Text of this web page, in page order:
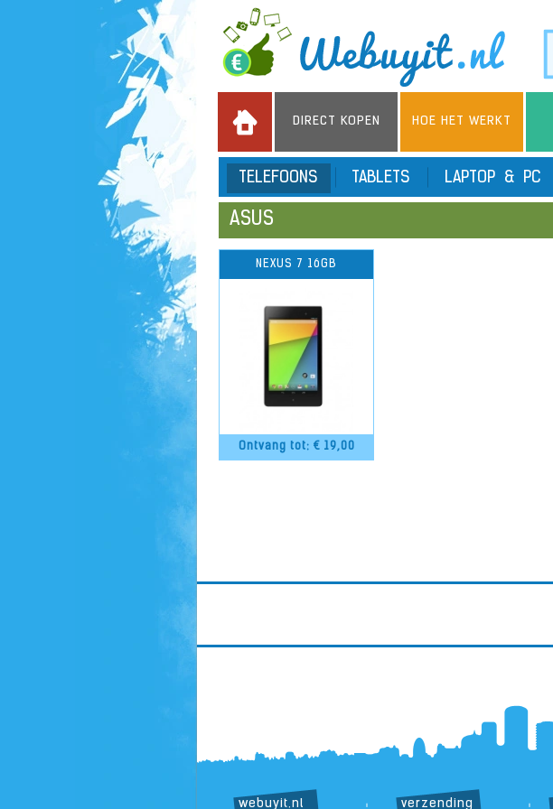
DIRECT KOPEN HOE HET WERKT
TELEFOONS TABLETS LAPTOP & PC
ASUS
Ontvang tot: € 19,00
NEXUS 7 16GB
webuyit.nl verzending